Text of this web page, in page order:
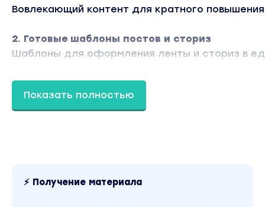
Вовлекающий контент для кратного повышения
2. Готовые шаблоны постов и сториз
Шаблоны для оформления ленты и сториз в
3. Шаблон календаря для планирования
PDF-шаблон календаря на 2021 год (12
Показать полностью
⚡ Получение материала